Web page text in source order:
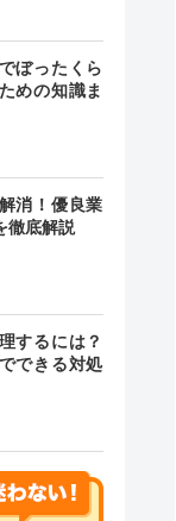
ぼったくら
めの知識ま
消！優良業
徹底解説
するには？
できる対処